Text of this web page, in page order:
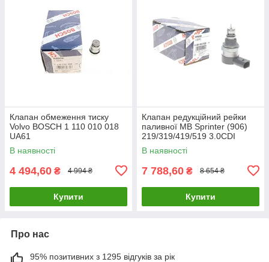
Клапан обмеження тиску
Volvo BOSCH 1 110 010 018
UA61
В наявності
4 494,60 ₴ 4 994 ₴
Купити
Клапан редукційний рейки
паливної MB Sprinter (906)
219/319/419/519 3.0CDI
OM642 BOSCH 0 281 002 826
UA61
В наявності
7 788,60 ₴ 8 654 ₴
Купити
Про нас
95% позитивних з 1295 відгуків за рік